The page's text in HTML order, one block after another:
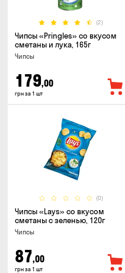
(2)
Чипсы «Pringles» со вкусом
сметаны и лука, 165г
Чипсы
179,00
грн за 1 шт
(0)
Чипсы «Lays» со вкусом
сметаны с зеленью, 120г
Чипсы
87,00
грн за 1 шт